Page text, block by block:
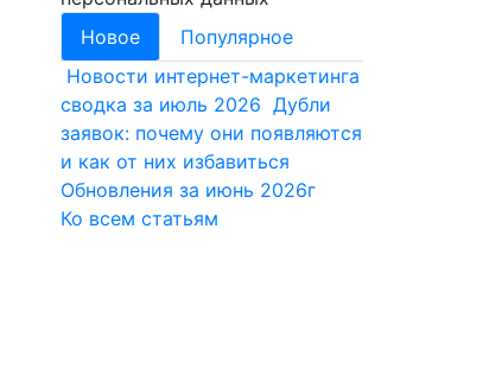
Новое
Популярное
Новости интернет-маркетинга
сводка за июль 2026 Дубли
заявок: почему они появляются
и как от них избавиться
Обновления за июнь 2026г
Ко всем статьям